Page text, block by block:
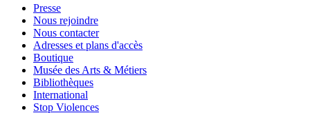
Presse
Nous rejoindre
Nous contacter
Adresses et plans d'accès
Boutique
Musée des Arts & Métiers
Bibliothèques
International
Stop Violences